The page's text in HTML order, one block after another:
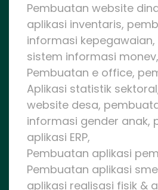
Pembuatan website
aplikasi inventaris,
informasi
sistem informasi monev,
Pembuatan e office,
Aplikasi statistik
website desa,
informasi gender anak,
aplikasi ERP,
Pembuatan aplikasi
Pembuatan aplikasi
aplikasi realisasi fisik &